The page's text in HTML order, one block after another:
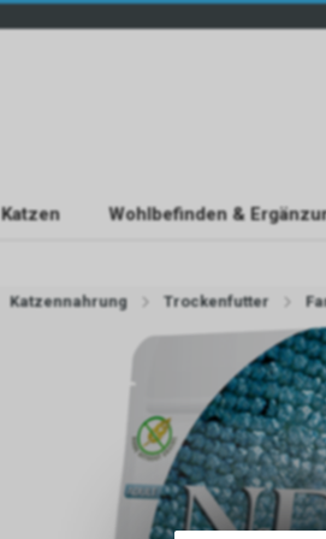
Katzen Wohlbefinden &
Katzennahrung Trockenfutter